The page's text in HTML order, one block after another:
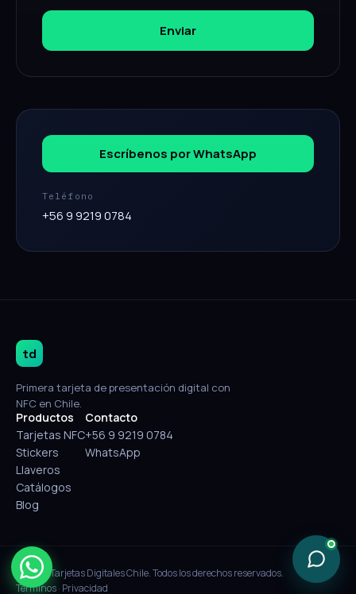
Enviar
Escríbenos por WhatsApp
Teléfono
+56 9 9219 0784
td
Primera tarjeta de presentación digital con
NFC en Chile.
Productos
Tarjetas NFC
Stickers
Llaveros
Catálogos
Blog
Contacto
+56 9 9219 0784
WhatsApp
© 2026 Tarjetas Digitales Chile. Todos los derechos reservados.
Términos· Privacidad